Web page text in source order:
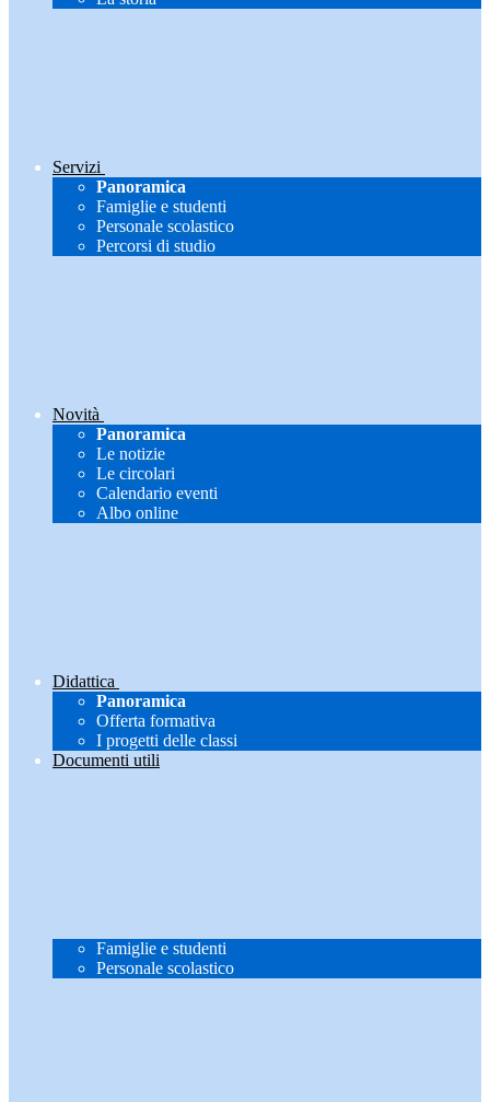
Servizi
Panoramica
Famiglie e studenti
Personale scolastico
Percorsi di studio
Novità
Panoramica
Le notizie
Le circolari
Calendario eventi
Albo online
Didattica
Panoramica
Offerta formativa
I progetti delle classi
Documenti utili
Famiglie e studenti
Personale scolastico